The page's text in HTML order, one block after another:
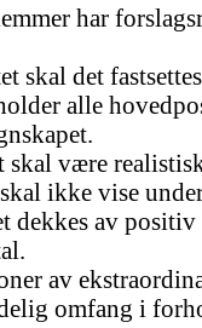
har
skal det
alle
skal være
ikke vise
dekkes av positiv
av
omfang i